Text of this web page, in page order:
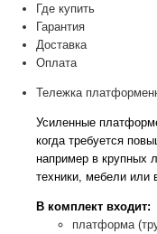
Где купить
Гарантия
Доставка
Оплата
Тележка
Усиленные
когда требуется
например в крупных
техники, мебели или
В комплект входит:
платформа